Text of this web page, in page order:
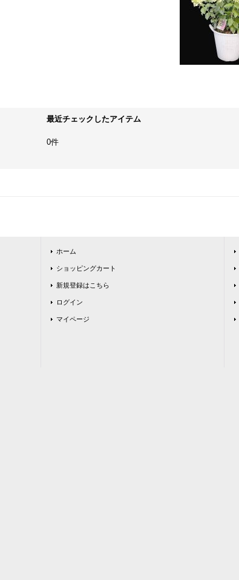
最近チェックしたアイテム
0件
ホーム
ショッピングカート
新規登録はこちら
ログイン
マイページ